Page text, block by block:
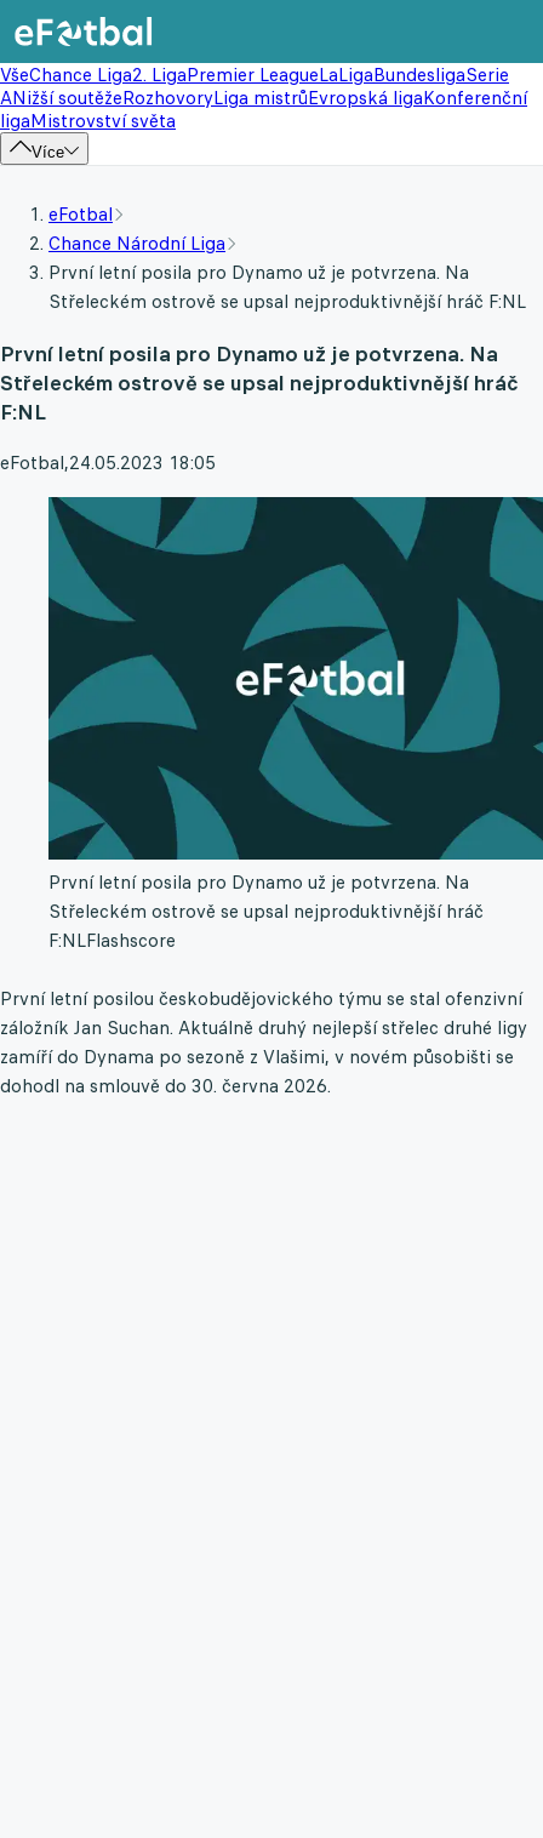
VšeChance Liga2. LigaPremier LeagueLaLigaBundesligaSerie
ANižší soutěžeRozhovoryLiga mistrůEvropská ligaKonferenční
ligaMistrovství světa
Více
eFotbal
Chance Národní Liga
První letní posila pro Dynamo už je potvrzena. Na
Střeleckém ostrově se upsal nejproduktivnější hráč F:NL
První letní posila pro Dynamo už je potvrzena. Na
Střeleckém ostrově se upsal nejproduktivnější hráč
F:NL
eFotbal,24.05.2023 18:05
První letní posila pro Dynamo už je potvrzena. Na
Střeleckém ostrově se upsal nejproduktivnější hráč
F:NLFlashscore
První letní posilou českobudějovického týmu se stal ofenzivní
záložník Jan Suchan. Aktuálně druhý nejlepší střelec druhé ligy
zamíří do Dynama po sezoně z Vlašimi, v novém působišti se
dohodl na smlouvě do 30. června 2026.